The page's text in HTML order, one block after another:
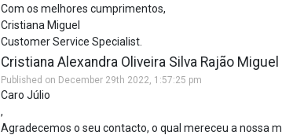
Com os melhores cumprimentos,
Cristiana Miguel
Customer Service Specialist.
Cristiana Alexandra Oliveira Silva Rajão Miguel
Published on December 29th 2022, 1:57:25 pm
Caro Júlio
,
Agradecemos o seu contacto, o qual mereceu a nossa